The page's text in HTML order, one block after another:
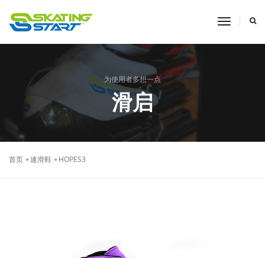
toggle
为使用者多想一点
滑启
首页 速滑鞋 HOPES3